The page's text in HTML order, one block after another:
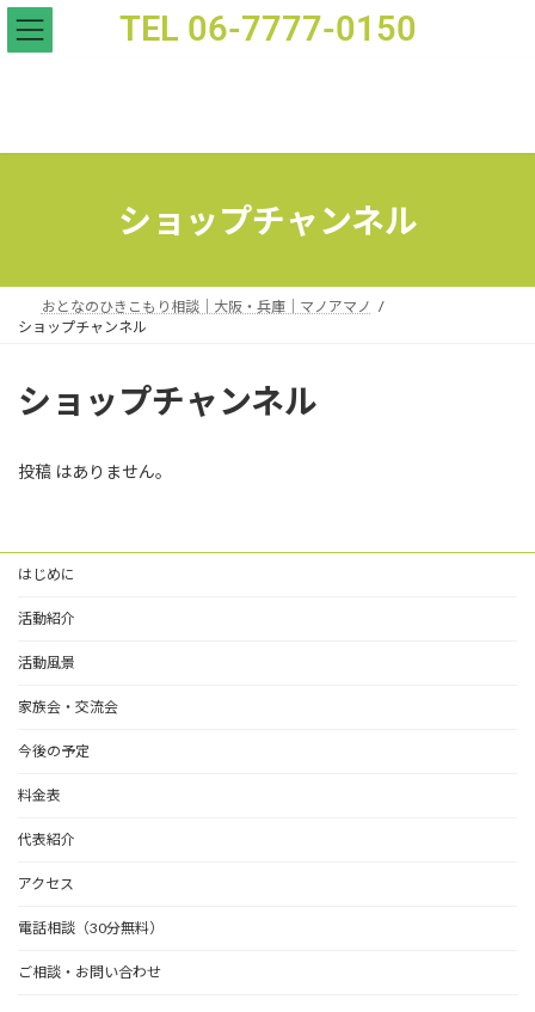
TEL 06-7777-0150
ショップチャンネル
おとなのひきこもり相談｜大阪・兵庫｜マノアマノ
ショップチャンネル
ショップチャンネル
投稿 はありません。
はじめに
活動紹介
活動風景
家族会・交流会
今後の予定
料金表
代表紹介
アクセス
電話相談（30分無料）
ご相談・お問い合わせ